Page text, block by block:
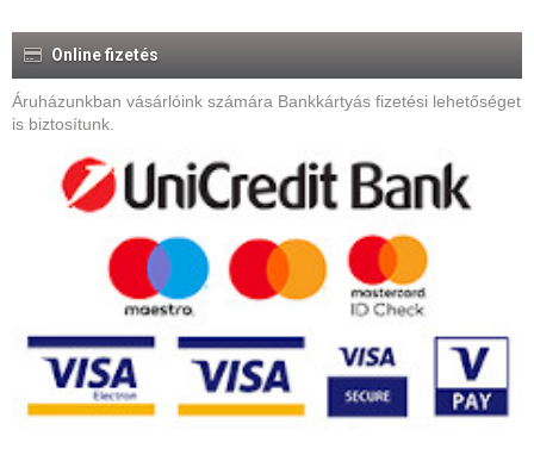
Online fizetés
Áruházunkban vásárlóink számára Bankkártyás fizetési lehetőséget
is biztosítunk.